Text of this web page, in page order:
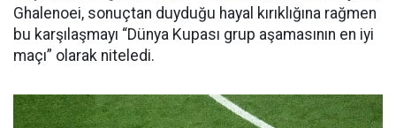
Ghalenoei, sonuçtan duyduğu hayal kırıklığına rağmen
bu karşılaşmayı “Dünya Kupası grup aşamasının en iyi
maçı” olarak niteledi.